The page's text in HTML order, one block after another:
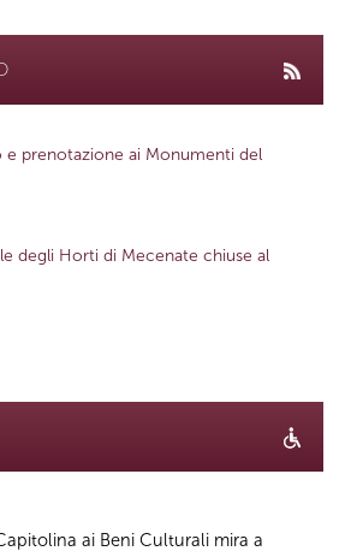
e prenotazione ai Monumenti del
degli Horti di Mecenate chiuse al
ai Beni Culturali mira a